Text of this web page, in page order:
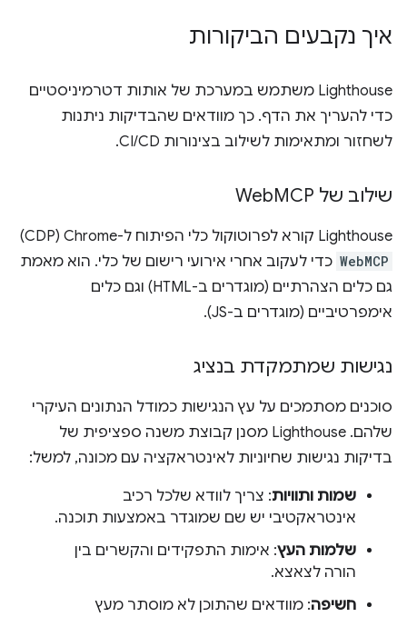
איך נקבעים הביקורות
‫Lighthouse משתמש במערכת של אותות דטרמיניסטיים
כדי להעריך את הדף. כך מוודאים שהבדיקות ניתנות
לשחזור ומתאימות לשילוב בצינורות CI/CD.
שילוב של Web MCP
‫Lighthouse קורא לפרוטוקול כלי הפיתוח ל-Chrome‏ (CDP)
WebMCP כדי לעקוב אחרי אירועי רישום של כלי. הוא מאמת
גם כלים הצהרתיים (מוגדרים ב-HTML) וגם כלים
אימפרטיביים (מוגדרים ב-JS).
נגישות שמתמקדת בנציג
סוכנים מסתמכים על עץ הנגישות כמודל הנתונים העיקרי
שלהם. ‫Lighthouse מסנן קבוצת משנה ספציפית של
בדיקות נגישות שחיוניות לאינטראקציה עם מכונה, למשל:
שמות ותוויות: צריך לוודא שלכל רכיב
אינטראקטיבי יש שם שמוגדר באמצעות תוכנה.
שלמות העץ: אימות התפקידים והקשרים בין
הורה לצאצא.
חשיפה: מוודאים שהתוכן לא מוסתר מעץ